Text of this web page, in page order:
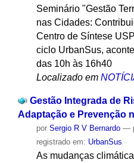
Seminário "Gestão
nas Cidades:
Centro de Síntese
ciclo UrbanSus,
das 10h às 16h40
Localizado em
Gestão Integrada de
Adaptação e Prevenção
por Sergio R V Bernardo —
registrado em: UrbanSus
As mudanças